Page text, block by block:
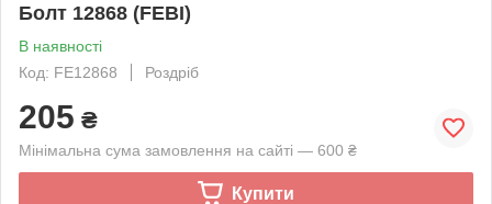
Болт 12868 (FEBI)
В наявності
Код: FE12868
Роздріб
205 ₴
Мінімальна сума замовлення на сайті — 600 ₴
Купити